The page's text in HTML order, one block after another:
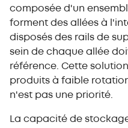
composée d'un
forment des allées à
disposés des rails de
sein de chaque allée
référence. Cette
produits à faible
n'est pas une priorité.
La capacité de